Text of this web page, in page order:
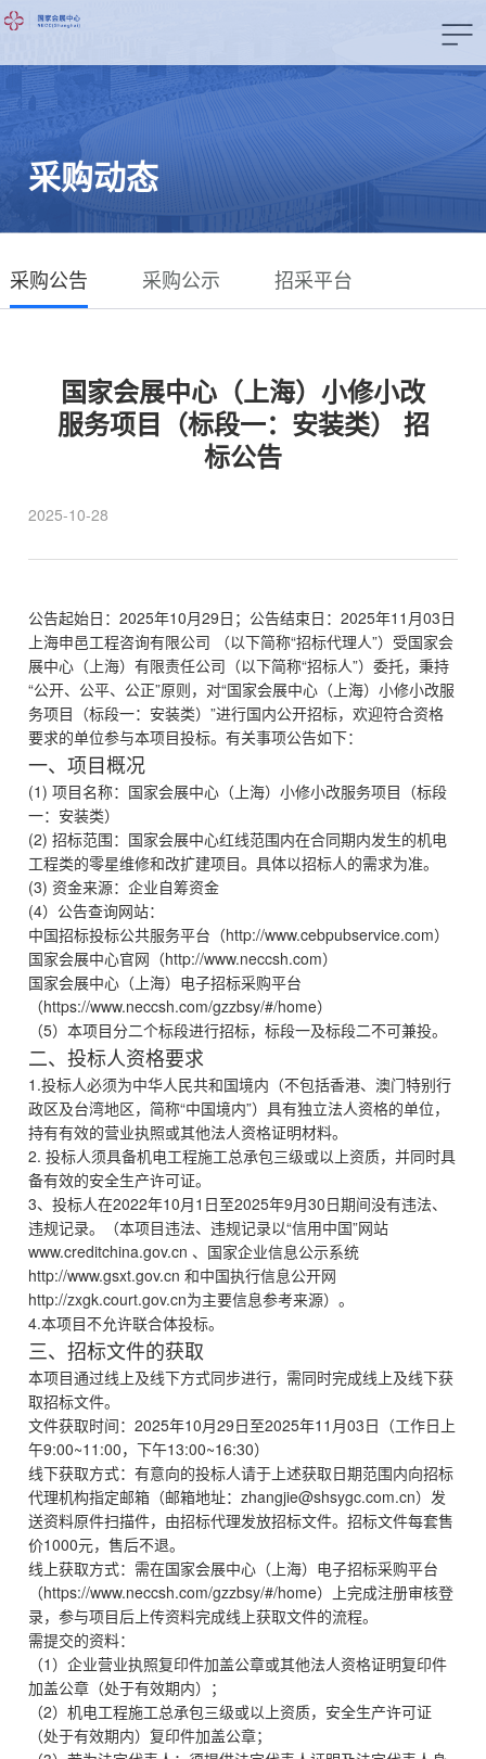
采购动态
采购公告 采购公示 招采平台
国家会展中心（上海）小修小改
服务项目（标段一：安装类） 招
标公告
2025-10-28
公告起始日：2025年10月29日；公告结束日：2025年11月03日
上海申邑工程咨询有限公司 （以下简称“招标代理人”）受国家会
展中心（上海）有限责任公司（以下简称“招标人”）委托，秉持
“公开、公平、公正”原则，对“国家会展中心（上海）小修小改服
务项目（标段一：安装类）”进行国内公开招标，欢迎符合资格
要求的单位参与本项目投标。有关事项公告如下：
一、项目概况
(1) 项目名称：国家会展中心（上海）小修小改服务项目（标段
一：安装类）
(2) 招标范围：国家会展中心红线范围内在合同期内发生的机电
工程类的零星维修和改扩建项目。具体以招标人的需求为准。
(3) 资金来源：企业自筹资金
(4）公告查询网站：
中国招标投标公共服务平台（http://www.cebpubservice.com）
国家会展中心官网（http://www.neccsh.com）
国家会展中心（上海）电子招标采购平台
（https://www.neccsh.com/gzzbsy/#/home）
（5）本项目分二个标段进行招标，标段一及标段二不可兼投。
二、投标人资格要求
1.投标人必须为中华人民共和国境内（不包括香港、澳门特别行
政区及台湾地区，简称“中国境内”）具有独立法人资格的单位，
持有有效的营业执照或其他法人资格证明材料。
2. 投标人须具备机电工程施工总承包三级或以上资质，并同时具
备有效的安全生产许可证。
3、投标人在2022年10月1日至2025年9月30日期间没有违法、
违规记录。（本项目违法、违规记录以“信用中国”网站
www.creditchina.gov.cn 、国家企业信息公示系统
http://www.gsxt.gov.cn 和中国执行信息公开网
http://zxgk.court.gov.cn为主要信息参考来源）。
4.本项目不允许联合体投标。
三、招标文件的获取
本项目通过线上及线下方式同步进行，需同时完成线上及线下获
取招标文件。
文件获取时间：2025年10月29日至2025年11月03日（工作日上
午9:00~11:00，下午13:00~16:30）
线下获取方式：有意向的投标人请于上述获取日期范围内向招标
代理机构指定邮箱（邮箱地址：zhangjie@shsygc.com.cn）发
送资料原件扫描件，由招标代理发放招标文件。招标文件每套售
价1000元，售后不退。
线上获取方式：需在国家会展中心（上海）电子招标采购平台
（https://www.neccsh.com/gzzbsy/#/home）上完成注册审核登
录，参与项目后上传资料完成线上获取文件的流程。
需提交的资料：
（1）企业营业执照复印件加盖公章或其他法人资格证明复印件
加盖公章（处于有效期内）；
（2）机电工程施工总承包三级或以上资质，安全生产许可证
（处于有效期内）复印件加盖公章；